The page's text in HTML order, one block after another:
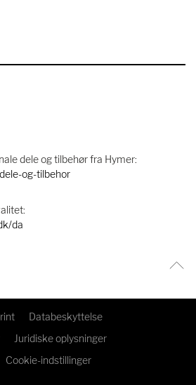
dele og tilbehør fra Hymer:
og-tilbehor
da
Databeskyttelse
Juridiske oplysninger
Cookie-indstillinger